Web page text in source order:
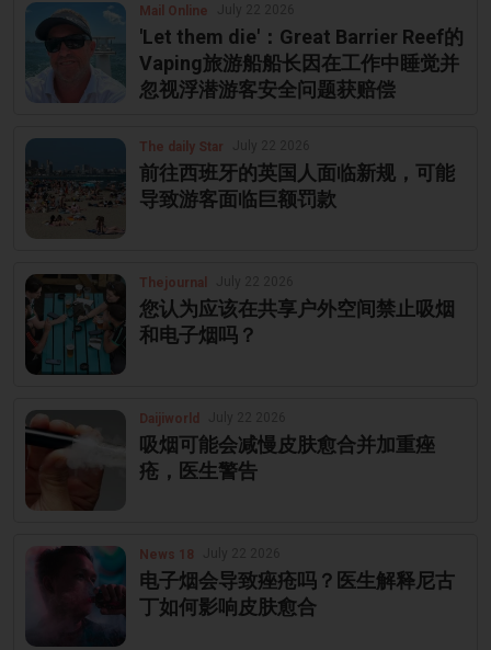
Mail Online
'Let them die'：Great Barrier Reef的
Vaping旅游船船长因在工作中睡觉并
忽视浮潜游客安全问题获赔偿
The daily Star
前往西班牙的英国人面临新规，可能
导致游客面临巨额罚款
Thejournal
您认为应该在共享户外空间禁止吸烟
和电子烟吗？
Daijiworld
吸烟可能会减慢皮肤愈合并加重痤
疮，医生警告
News 18
电子烟会导致痤疮吗？医生解释尼古
丁如何影响皮肤愈合